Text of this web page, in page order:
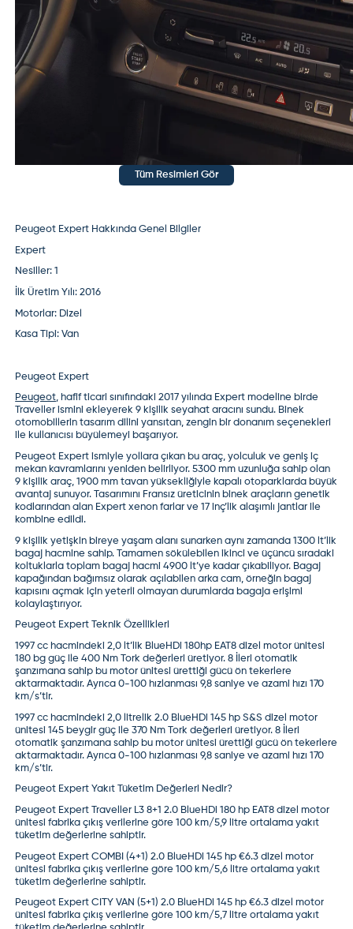
Tüm Resimleri Gör
Peugeot Expert Hakkında Genel Bilgiler
Expert
Nesiller:1
İlk Üretim Yılı: 2016
Motorlar: Dizel
Kasa Tipi: Van
Peugeot Expert
Peugeot, hafif ticari sınıfındaki 2017 yılında Expert modeline birde
Traveller ismini ekleyerek 9 kişilik seyahat aracını sundu. Binek
otomobillerin tasarım dilini yansıtan, zengin bir donanım seçenekleri
ile kullanıcısı büyülemeyi başarıyor.
Peugeot Expert ismiyle yollara çıkan bu araç, yolculuk ve geniş iç
mekan kavramlarını yeniden belirliyor. 5300 mm uzunluğa sahip olan
9 kişilik araç, 1900 mm tavan yüksekliğiyle kapalı otoparklarda büyük
avantaj sunuyor. Tasarımını Fransız üreticinin binek araçların genetik
kodlarından alan Expert xenon farlar ve 17 inç’lik alaşımlı jantlar ile
kombine edildi.
9 kişilik yetişkin bireye yaşam alanı sunarken aynı zamanda 1300 lt’lik
bagaj hacmine sahip. Tamamen sökülebilen ikinci ve üçüncü sıradaki
koltuklarla toplam bagaj hacmi 4900 lt’ye kadar çıkabiliyor. Bagaj
kapağından bağımsız olarak açılabilen arka cam, örneğin bagaj
kapısını açmak için yeterli olmayan durumlarda bagaja erişimi
kolaylaştırıyor.
Peugeot Expert Teknik Özellikleri
1997 cc hacmindeki 2,0 lt’lik BlueHDi 180hp EAT8 dizel motor ünitesi
180 bg güç ile 400 Nm Tork değerleri üretiyor. 8 İleri otomatik
şanzımana sahip bu motor ünitesi ürettiği gücü ön tekerlere
aktarmaktadır. Ayrıca 0-100 hızlanması 9,8 saniye ve azami hızı 170
km/s’tir.
1997 cc hacmindeki 2,0 litrelik 2.0 BlueHDi 145 hp S&S dizel motor
ünitesi 145 beygir güç ile 370 Nm Tork değerleri üretiyor. 8 İleri
otomatik şanzımana sahip bu motor ünitesi ürettiği gücü ön tekerlere
aktarmaktadır. Ayrıca 0-100 hızlanması 9,8 saniye ve azami hızı 170
km/s’tir.
Peugeot Expert Yakıt Tüketim Değerleri Nedir?
Peugeot Expert Traveller L3 8+1 2.0 BlueHDi 180 hp EAT8 dizel motor
ünitesi fabrika çıkış verilerine göre 100 km/5,9 litre ortalama yakıt
tüketim değerlerine sahiptir.
Peugeot Expert COMBI (4+1) 2.0 BlueHDi 145 hp €6.3 dizel motor
ünitesi fabrika çıkış verilerine göre 100 km/5,6 litre ortalama yakıt
tüketim değerlerine sahiptir.
Peugeot Expert CITY VAN (5+1) 2.0 BlueHDi 145 hp €6.3 dizel motor
ünitesi fabrika çıkış verilerine göre 100 km/5,7 litre ortalama yakıt